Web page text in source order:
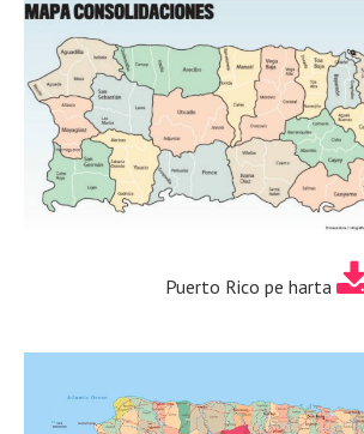
Puerto Rico pe harta